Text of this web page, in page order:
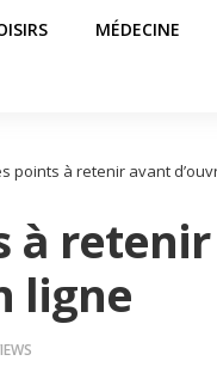
MÉDECINE
points à retenir avant
à
ligne